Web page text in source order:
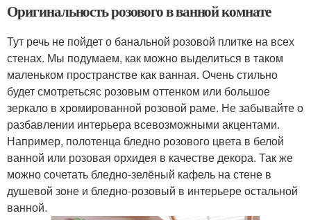
Оригинальность розового в ванной комнате
Тут речь не пойдет о банальной розовой плитке на всех
стенах. Мы подумаем, как можно выделиться в таком
маленьком пространстве как ванная. Очень стильно
будет смотретьсяс розовым оттенком или большое
зеркало в хромированной розовой раме. Не забывайте о
разбавлении интерьера всевозможными акцентами.
Например, полотенца бледно розового цвета в белой
ванной или розовая орхидея в качестве декора. Так же
можно сочетать бледно-зелёный кафель на стене в
душевой зоне и бледно-розовый в интерьере остальной
ванной.